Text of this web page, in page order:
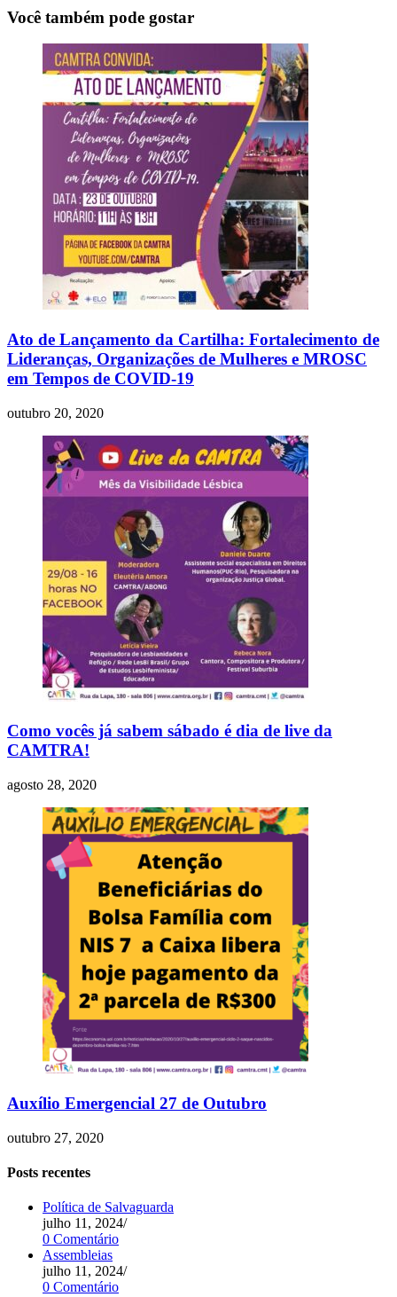
Você também pode gostar
Ato de Lançamento da Cartilha: Fortalecimento de
Lideranças, Organizações de Mulheres e MROSC
em Tempos de COVID-19
outubro 20, 2020
Como vocês já sabem sábado é dia de live da
CAMTRA!
agosto 28, 2020
Auxílio Emergencial 27 de Outubro
outubro 27, 2020
Posts recentes
Política de Salvaguarda
julho 11, 2024/
0 Comentário
Assembleias
julho 11, 2024/
0 Comentário